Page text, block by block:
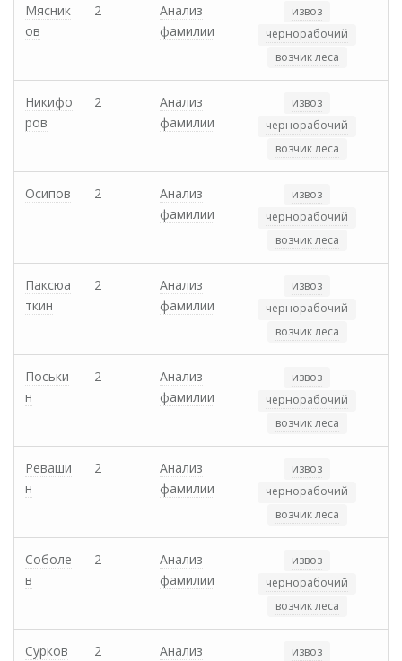
Мясник
ов
2
Анализ
фамилии
извоз
чернорабочий
возчик леса
Никифо
ров
2
Анализ
фамилии
извоз
чернорабочий
возчик леса
Осипов 2
Анализ
фамилии
извоз
чернорабочий
возчик леса
Паксюа
ткин
2
Анализ
фамилии
извоз
чернорабочий
возчик леса
Поськи
н
2
Анализ
фамилии
извоз
чернорабочий
возчик леса
Реваши
н
2
Анализ
фамилии
извоз
чернорабочий
возчик леса
Соболе
в
2
Анализ
фамилии
извоз
чернорабочий
возчик леса
Сурков 2
Анализ
извоз